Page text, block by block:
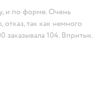
и по форме. Очень
так как немного
заказывала 104. Впритык.